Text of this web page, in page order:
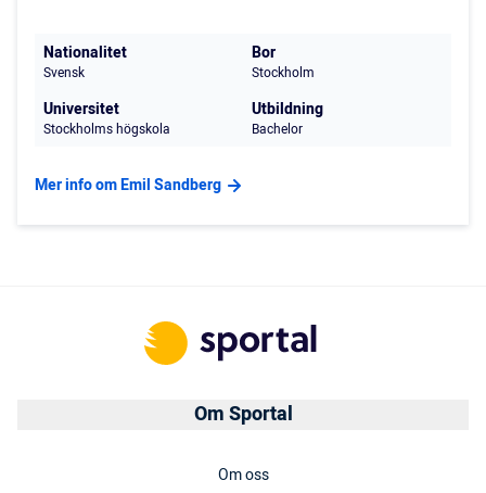
Nationalitet
Svensk
Bor
Stockholm
Universitet
Stockholms högskola
Utbildning
Bachelor
Mer info om Emil Sandberg
Om Sportal
Om oss